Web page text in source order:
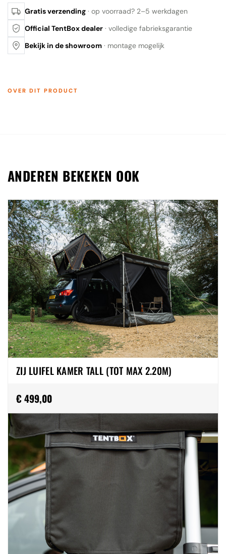
Gratis verzending · op voorraad? 2–5 werkdagen
Official TentBox dealer · volledige fabrieksgarantie
Bekijk in de showroom · montage mogelijk
OVER DIT PRODUCT
ANDEREN BEKEKEN OOK
ZIJ LUIFEL KAMER TALL (TOT MAX 2.20M)
€ 499,00